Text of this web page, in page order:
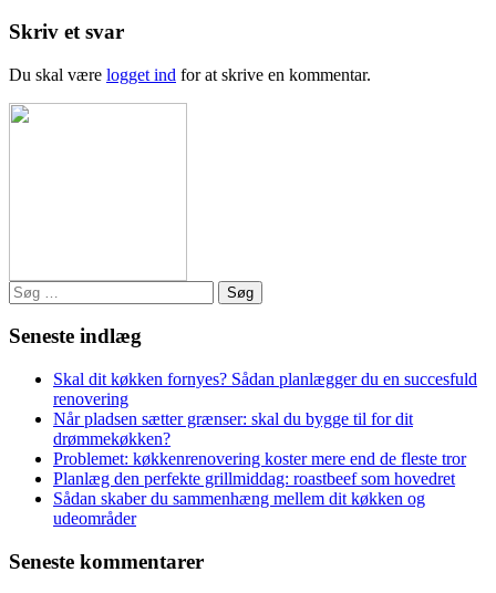
Skriv et svar
Du skal være logget ind for at skrive en kommentar.
Søg
efter:
Seneste indlæg
Skal dit køkken fornyes? Sådan planlægger du en succesfuld
renovering
Når pladsen sætter grænser: skal du bygge til for dit
drømmekøkken?
Problemet: køkkenrenovering koster mere end de fleste tror
Planlæg den perfekte grillmiddag: roastbeef som hovedret
Sådan skaber du sammenhæng mellem dit køkken og
udeområder
Seneste kommentarer